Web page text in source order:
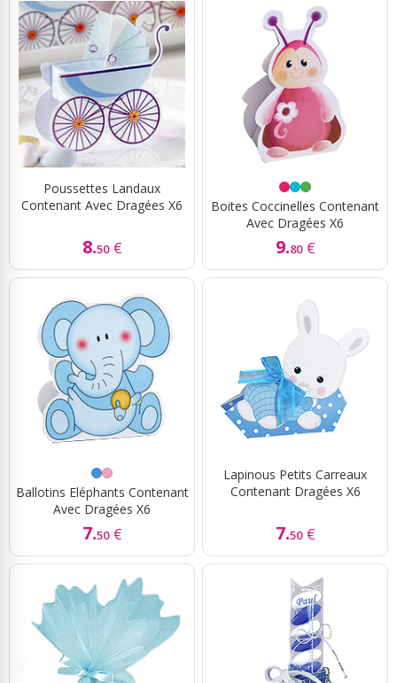
Poussettes Landaux
Contenant Avec Dragées X6
8.50 €
Boites Coccinelles Contenant
Avec Dragées X6
9.80 €
Ballotins Eléphants Contenant
Avec Dragées X6
7.50 €
Lapinous Petits Carreaux
Contenant Dragées X6
7.50 €